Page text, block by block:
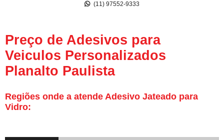
(11) 97552-9333
Preço de Adesivos para
Veiculos Personalizados
Planalto Paulista
Regiões onde a atende Adesivo Jateado para
Vidro: